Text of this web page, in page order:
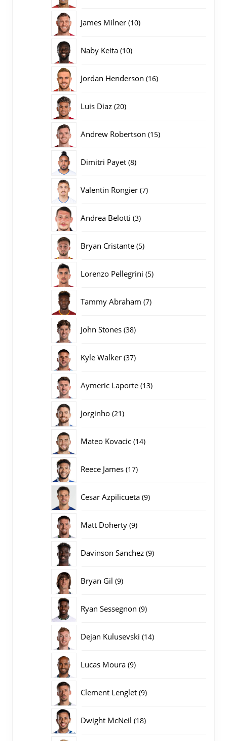
James Milner 1010
Naby Keita 1010
Jordan Henderson 1616
Luis Diaz 2020
Andrew Robertson 1515
Dimitri Payet 88
Valentin Rongier 77
Andrea Belotti 33
Bryan Cristante 55
Lorenzo Pellegrini 55
Tammy Abraham 77
John Stones 3838
Kyle Walker 3737
Aymeric Laporte 1313
Jorginho 2121
Mateo Kovacic 1414
Reece James 1717
Cesar Azpilicueta 99
Matt Doherty 99
Davinson Sanchez 99
Bryan Gil 99
Ryan Sessegnon 99
Dejan Kulusevski 1414
Lucas Moura 99
Clement Lenglet 99
Dwight McNeil 1818